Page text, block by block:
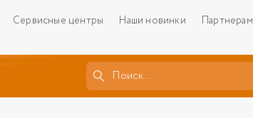
Сервисные центры Наши новинки Партнерам